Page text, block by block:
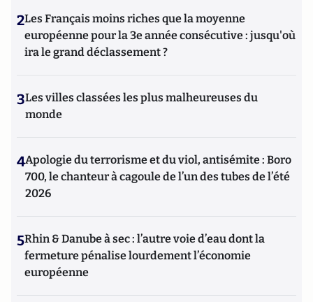
2Les Français moins riches que la moyenne
européenne pour la 3e année consécutive : jusqu'où
ira le grand déclassement ?
3Les villes classées les plus malheureuses du
monde
4Apologie du terrorisme et du viol, antisémite : Boro
700, le chanteur à cagoule de l’un des tubes de l’été
2026
5Rhin & Danube à sec : l’autre voie d’eau dont la
fermeture pénalise lourdement l’économie
européenne